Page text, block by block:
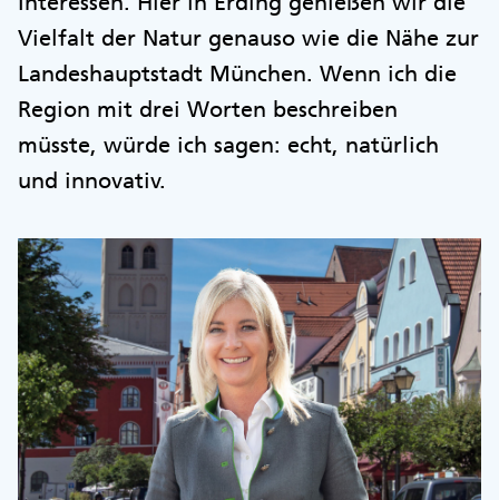
Vielfalt der Natur genauso wie die Nähe zur
Landeshauptstadt München. Wenn ich die
Region mit drei Worten beschreiben
müsste, würde ich sagen: echt, natürlich
und innovativ.